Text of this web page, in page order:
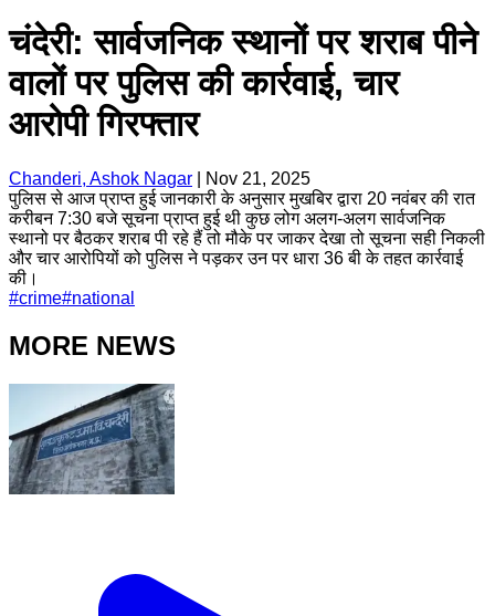
चंदेरी: सार्वजनिक स्थानों पर शराब पीने
वालों पर पुलिस की कार्रवाई, चार
आरोपी गिरफ्तार
Chanderi, Ashok Nagar
Nov 21, 2025
पुलिस से आज प्राप्त हुई जानकारी के अनुसार मुखबिर द्वारा 20 नवंबर की रात
करीबन 7:30 बजे सूचना प्राप्त हुई थी कुछ लोग अलग-अलग सार्वजनिक
स्थानो पर बैठकर शराब पी रहे हैं तो मौके पर जाकर देखा तो सूचना सही निकली
और चार आरोपियों को पुलिस ने पड़कर उन पर धारा 36 बी के तहत कार्रवाई
की।
#crime#national
MORE NEWS